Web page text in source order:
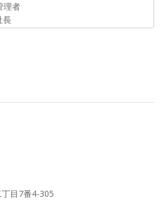
理者
長
お問合せへの対応のために利用いた
者に提供しません。
止または消去、第三者への提供の停
す。
認させていただいたうえで、合理的
す。目7番4-305